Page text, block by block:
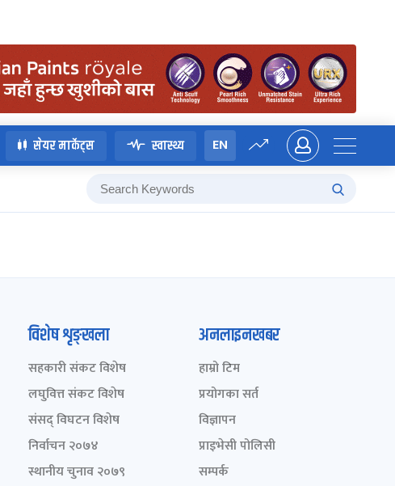
सेयर मार्केट्स स्वास्थ्य EN
विशेष शृङ्खला
सहकारी संकट विशेष
लघुवित्त संकट विशेष
संसद् विघटन विशेष
निर्वाचन २०७४
स्थानीय चुनाव २०७९
अनलाइनखबर
हाम्रो टिम
प्रयोगका सर्त
विज्ञापन
प्राइभेसी पोलिसी
सम्पर्क